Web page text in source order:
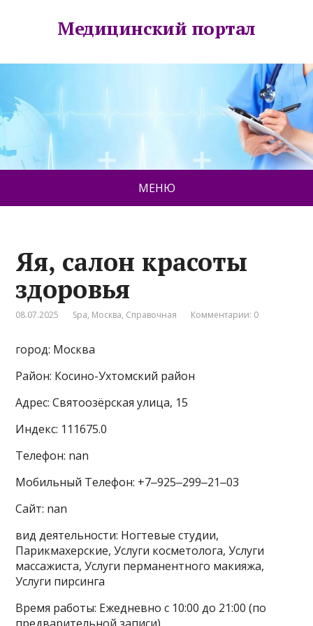
Медицинский портал
МЕНЮ
Яя, салон красоты
здоровья
08.07.2025 Spa, Москва, Справочная Комментарии: 0
город: Москва
Район: Косино-Ухтомский район
Адрес: Святоозёрская улица, 15
Индекс: 111675.0
Телефон: nan
Мобильный Телефон: +7‒925‒299‒21‒03
Сайт: nan
вид деятельности: Ногтевые студии,
Парикмахерские, Услуги косметолога, Услуги
массажиста, Услуги перманентного макияжа,
Услуги пирсинга
Время работы: Ежедневно с 10:00 до 21:00 (по